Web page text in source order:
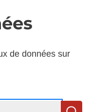
de données sur